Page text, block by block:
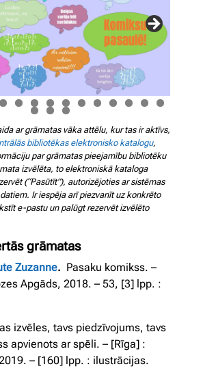
ar grāmatas vāka attēlu, kur tas ir aktīvs,
bibliotēkas elektronisko katalogu,
par grāmatas pieejamību bibliotēku
izvēlēta, to elektroniskā kataloga
(“Pasūtīt”), autorizējoties ar sistēmas
Ir iespēja arī piezvanīt uz konkrēto
e-pastu un palūgt rezervēt izvēlēto
grāmatas
Zuzanne. Pasaku komikss. –
Apgāds, 2018. – 53, [3] lpp. :
izvēles, tavs piedzīvojums, tavs
apvienots ar spēli. – [Rīga] :
– [160] lpp. : ilustrācijas.